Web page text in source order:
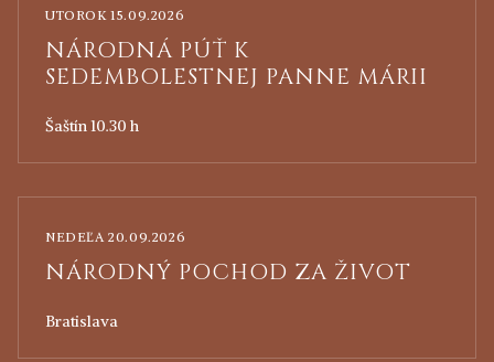
UTOROK 15.09.2026
NÁRODNÁ PÚŤ K
SEDEMBOLESTNEJ PANNE MÁRII
Šaštín 10.30 h
NEDEĽA 20.09.2026
NÁRODNÝ POCHOD ZA ŽIVOT
Bratislava